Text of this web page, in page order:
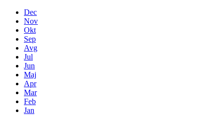
Dec
Nov
Okt
Sep
Avg
Jul
Jun
Maj
Apr
Mar
Feb
Jan